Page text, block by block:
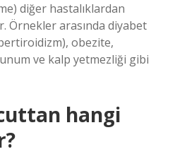
diğer hastalıklardan
Örnekler arasında diyabet
obezite,
ve kalp yetmezliği gibi
hangi